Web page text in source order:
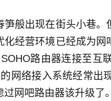
般出现在街头小巷
经营环境已经成为
路由器连接至互
网络接入系统经常出
网吧路由器该升级了。